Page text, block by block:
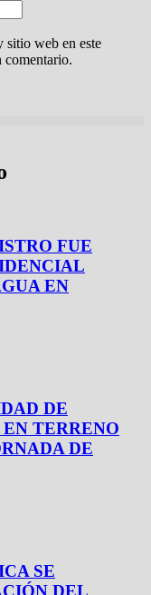
sitio web en este
comentario.
FUE
EN
DE
TERRENO
DE
SE